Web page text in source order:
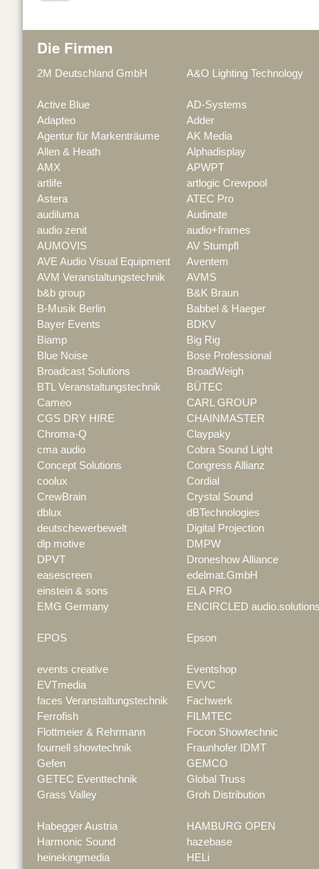
Die Firmen
2M Deutschland GmbH A&O Lighting Technology
Active Blue
AD-Systems
Adapteo
Adder
Agentur für Markenträume
AK Media
Allen & Heath
Alphadisplay
AMX
APWPT
artlife
artlogic Crewpool
Astera
ATEC Pro
audiluma
Audinate
audio zenit
audio+frames
AUMOVIS
AV Stumpfl
AVE Audio Visual Equipment
Aventem
AVM Veranstaltungstechnik
AVMS
b&b group
B&K Braun
B-Musik Berlin
Babbel & Haeger
Bayer Events
BDKV
Biamp
Big Rig
Blue Noise
Bose Professional
Broadcast Solutions
BroadWeigh
BTL Veranstaltungstechnik
BÜTEC
Cameo
CARL GROUP
CGS DRY HIRE
CHAINMASTER
Chroma-Q
Claypaky
cma audio
Cobra Sound Light
Concept Solutions
Congress Allianz
coolux
Cordial
CrewBrain
Crystal Sound
dblux
dBTechnologies
deutschewerbewelt
Digital Projection
dlp motive
DMPW
DPVT
Droneshow Alliance
easescreen
edelmat.GmbH
einstein & sons
ELA PRO
EMG Germany
ENCIRCLED
EPOS Epson
events creative
Eventshop
EVTmedia
EVVC
faces Veranstaltungstechnik
Fachwerk
Ferrofish
FILMTEC
Flottmeier & Rehrmann
Focon Showtechnic
fournell showtechnik
Fraunhofer IDMT
Gefen
GEMCO
GETEC Eventtechnik
Global Truss
Grass Valley
Groh Distribution
Habegger Austria
HAMBURG OPEN
Harmonic Sound
hazebase
heinekingmedia
HELi